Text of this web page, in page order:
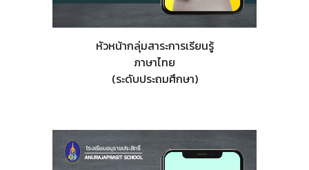
หัวหน้ากลุ่มสาระการเรียนรู้
ภาษาไทย
(ระดับประถมศึกษา)